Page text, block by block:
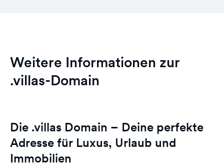
Weitere Informationen zur
.villas-Domain
Die .villas Domain – Deine perfekte
Adresse für Luxus, Urlaub und
Immobilien